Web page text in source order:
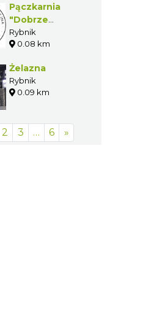
Pączkarnia
"Dobrze
Nadziane"
Rybnik
0.08 km
Żelazna
Rybnik
0.09 km
2 3 … 6 »